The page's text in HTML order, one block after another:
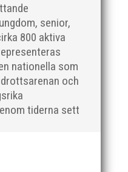
senior,
800 aktiva
nationella som
och
tiderna sett
själv var aktiv, var
ledare som alltid var
olika projekt. Med
Bendéus,...